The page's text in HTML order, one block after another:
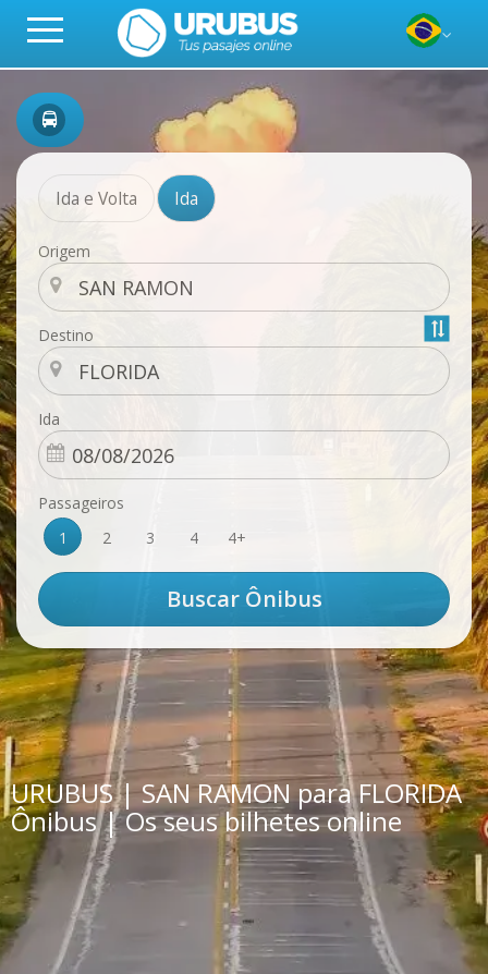
Ida e Volta Ida
Origem
Destino
Ida
Passageiros
1
2 3 4 4+
URUBUS | SAN RAMON para FLORIDA
Ônibus | Os seus bilhetes online